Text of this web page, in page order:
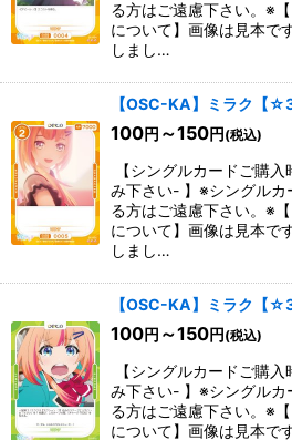
る方はご遠慮下さい。※
について】画像は見本で
しまし…
【OSC-KA】ミラク【☆3
100円 ～150円 (税込)
【シングルカードご購
み下さい- 】※シングルカ
る方はご遠慮下さい。※
について】画像は見本で
しまし…
【OSC-KA】ミラク【☆3
100円 ～150円 (税込)
【シングルカードご購
み下さい- 】※シングルカ
る方はご遠慮下さい。※
について】画像は見本で